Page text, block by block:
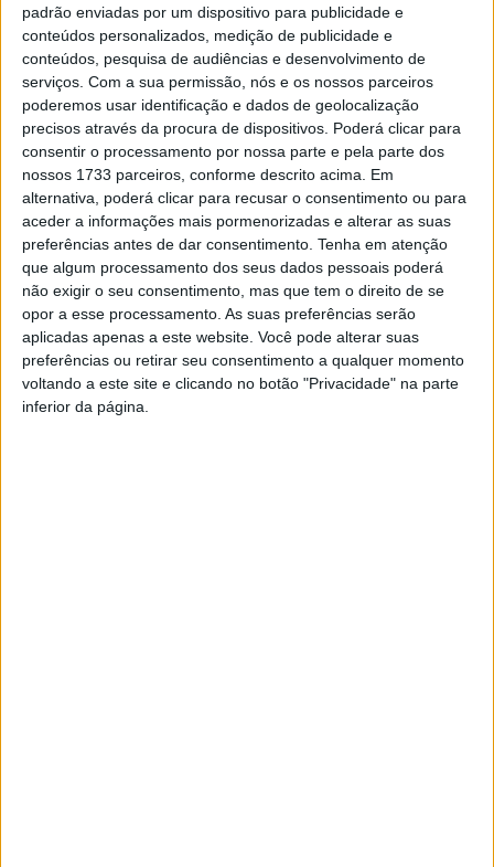
padrão enviadas por um dispositivo para publicidade e
conteúdos personalizados, medição de publicidade e
conteúdos, pesquisa de audiências e desenvolvimento de
serviços. Com a sua permissão, nós e os nossos parceiros
poderemos usar identificação e dados de geolocalização
precisos através da procura de dispositivos. Poderá clicar para
consentir o processamento por nossa parte e pela parte dos
nossos 1733 parceiros, conforme descrito acima. Em
alternativa, poderá clicar para recusar o consentimento ou para
aceder a informações mais pormenorizadas e alterar as suas
preferências antes de dar consentimento. Tenha em atenção
que algum processamento dos seus dados pessoais poderá
não exigir o seu consentimento, mas que tem o direito de se
opor a esse processamento. As suas preferências serão
aplicadas apenas a este website. Você pode alterar suas
preferências ou retirar seu consentimento a qualquer momento
voltando a este site e clicando no botão "Privacidade" na parte
inferior da página.
joelho esquerdo, durante a pré-época de 2020/21 da
equipa dos ‘dragões’, que o deixou sem jogar na última
temporada.
Apesar do mercado de transferências estar fechado, o
regulamento de competições prevê uma exceção para
situações de lesões graves com guarda-redes e a SAD
do Académico de Viseu já procura um novo guarda-
redes.
Esta e outras notícias para ouvir em desenvolvimento na
Estação Diária – 96.8 FM ou emwww.968.fm.
Pub